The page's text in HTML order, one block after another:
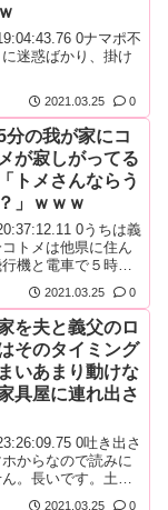
0ナマポ不
迷惑ばかり、掛け
2021.03.25 0
の我が家にコ
が寂しがってる
トメさんならう
」ｗｗｗ
0うちは義
トメは他県に住ん
機と電車で５時間
メから私に電話が
2021.03.25 0
を夫と義父のロ
そのタイミング
いあまり動けな
具屋に連れ出さ
0吐き出さ
からなので読みに
。長いです。土地
た。義実家同居予
2021.03.25 0